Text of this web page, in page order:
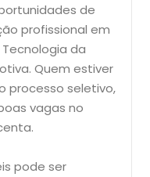
de
profissional em
da
Quem estiver
processo seletivo,
vagas no
pode ser